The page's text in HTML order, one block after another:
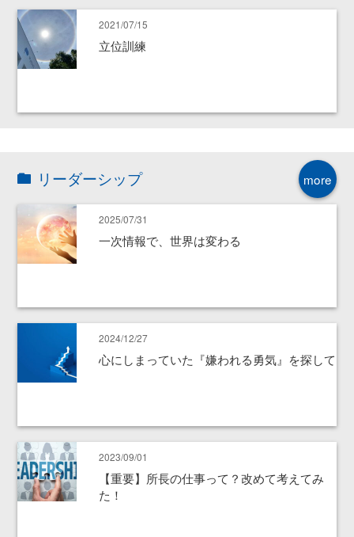
2021/07/15
立位訓練
more
リーダーシップ
2025/07/31
一次情報で、世界は変わる
2024/12/27
心にしまっていた『嫌われる勇気』を探して
2023/09/01
【重要】所長の仕事って？改めて考えてみ
た！